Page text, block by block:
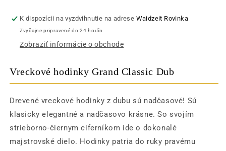
Classic
Dub
Classic
Dub
K dispozícii na vyzdvihnutie na adrese Waidzeit Rovinka
Zvyčajne pripravené do 24 hodín
Zobraziť informácie o obchode
Vreckové hodinky Grand Classic Dub
Drevené vreckové hodinky z dubu sú nadčasové! Sú
klasicky elegantné a nadčasovo krásne. So svojím
strieborno-čiernym ciferníkom ide o dokonalé
majstrovské dielo. Hodinky patria do ruky pravému